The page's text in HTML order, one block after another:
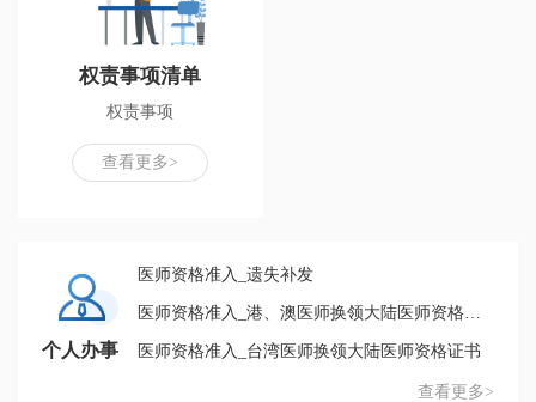
权责事项清单
权责事项
查看更多>
个人办事
医师资格准入_遗失补发
医师资格准入_台湾医师换领大陆医师资格证书
查看更多>